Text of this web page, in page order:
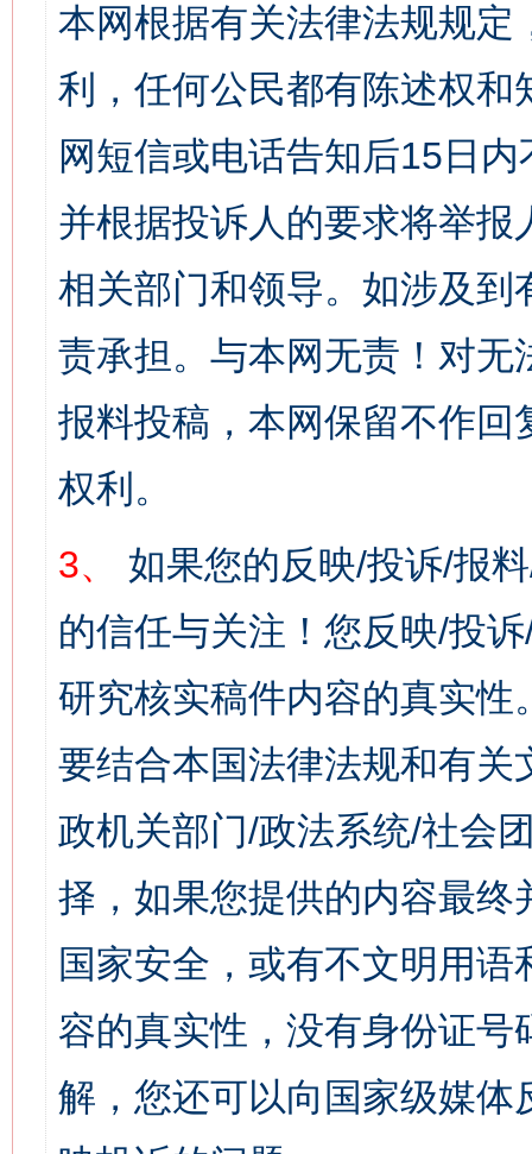
本网根据有关法律法规规
利，任何公民都有陈述权
网短信或电话告知后15日
并根据投诉人的要求将举
相关部门和领导。如涉及
责承担。与本网无责！对
报料投稿，本网保留不作
权利。
3、
如果您的反映/投诉/报
的信任与关注！您反映/投
研究核实稿件内容的真实
要结合本国法律法规和有关
政机关部门/政法系统/社会
择，如果您提供的内容最
国家安全，或有不文明用
容的真实性，没有身份证
解，您还可以向国家级媒